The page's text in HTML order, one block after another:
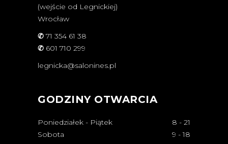
(wejście od Legnickiej)
Wrocław
✆ 71 354 61 38
✆ 601 710 299
legnicka@salonines.pl
GODZINY OTWARCIA
Poniedziałek - Piątek 8 - 21
Sobota
9 - 18